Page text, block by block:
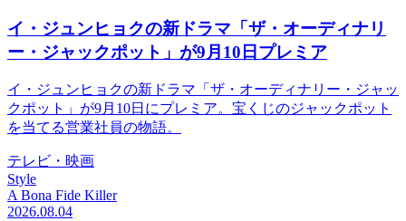
イ・ジュンヒョクの新ドラマ「ザ・オーディナリ
ー・ジャックポット」が9月10日プレミア
イ・ジュンヒョクの新ドラマ「ザ・オーディナリー・ジャッ
クポット」が9月10日にプレミア。宝くじのジャックポット
を当てる営業社員の物語。
テレビ・映画
Style
A Bona Fide Killer
2026.08.04